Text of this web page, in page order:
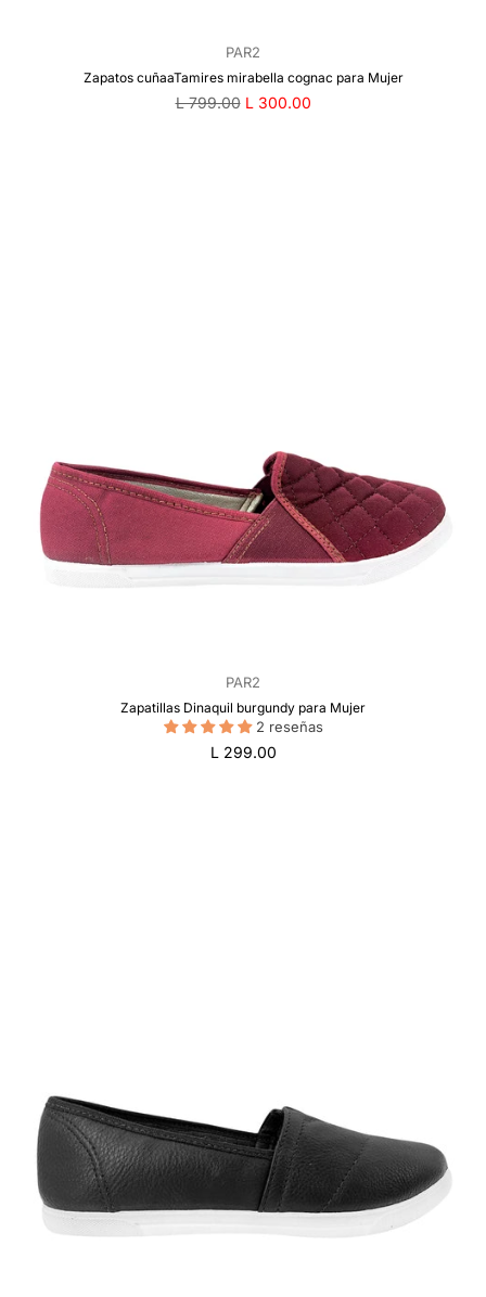
PAR2
Zapatos cuñaaTamires mirabella cognac para Mujer
Precio
L 799.00 L 300.00
PAR2
Zapatillas Dinaquil burgundy para Mujer
2 reseñas
Precio
L 299.00